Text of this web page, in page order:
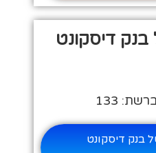
בנק דיסקונט
133
בנק דיסקונט